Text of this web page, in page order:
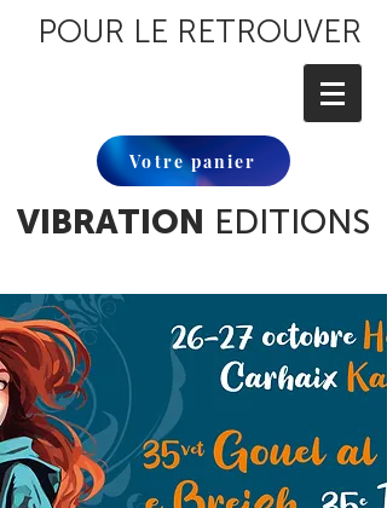
POUR LE RETROUVER
Votre panier
VIBRATION EDITIONS